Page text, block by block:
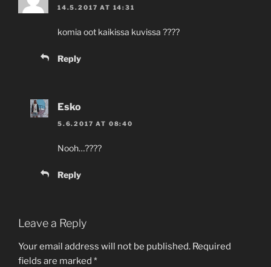
14.5.2017 AT 14:31
komia oot kaikissa kuvissa ????
Reply
Esko
5.6.2017 AT 08:40
Nooh…????
Reply
Leave a Reply
Your email address will not be published. Required
fields are marked *